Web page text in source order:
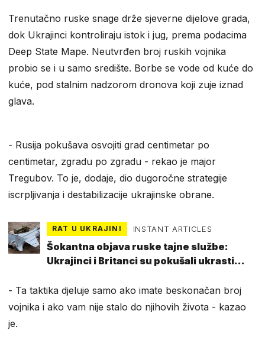
Trenutačno ruske snage drže sjeverne dijelove grada,
dok Ukrajinci kontroliraju istok i jug, prema podacima
Deep State Mape. Neutvrđen broj ruskih vojnika
probio se i u samo središte. Borbe se vode od kuće do
kuće, pod stalnim nadzorom dronova koji zuje iznad
glava.
- Rusija pokušava osvojiti grad centimetar po
centimetar, zgradu po zgradu - rekao je major
Tregubov. To je, dodaje, dio dugoročne strategije
iscrpljivanja i destabilizacije ukrajinske obrane.
RAT U UKRAJINI INSTANT ARTICLES
Šokantna objava ruske tajne službe:
Ukrajinci i Britanci su pokušali ukrasti
- Ta taktika djeluje samo ako imate beskonačan broj
vojnika i ako vam nije stalo do njihovih života - kazao
je.